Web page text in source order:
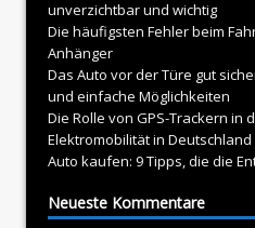
unverzichtbar und wichtig
Die häufigsten Fehler beim
Anhänger
Das Auto vor der Türe gut
und einfache Möglichkeiten
Die Rolle von GPS-Trackern in
Elektromobilität in Deutschland
Auto kaufen: 9 Tipps, die die
Neueste Kommentare